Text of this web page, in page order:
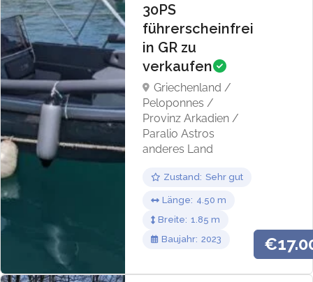
30PS
führerscheinfrei
in GR zu
verkaufen
Griechenland /
Peloponnes /
Provinz Arkadien /
Paralio Astros
anderes Land
Sehr gut
Zustand
4.50
Länge
1.85
Breite
2023
Baujahr